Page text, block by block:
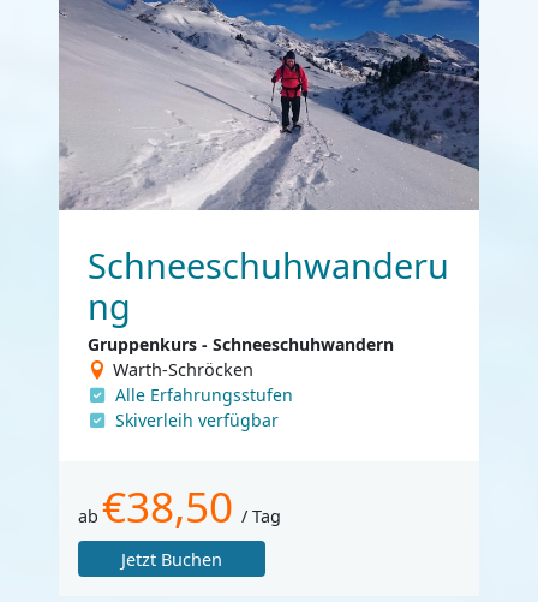
Schneeschuhwanderu
ng
Gruppenkurs - Schneeschuhwandern
Warth-Schröcken
Alle Erfahrungsstufen
Skiverleih verfügbar
ab €38,50 / Tag
Jetzt Buchen